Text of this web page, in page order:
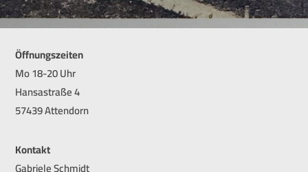
Öffnungszeiten
Mo 18-20 Uhr
Hansastraße 4
57439 Attendorn
Kontakt